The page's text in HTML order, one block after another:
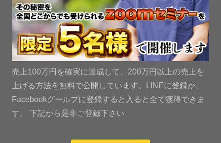
売上100万円を確実に達成して、200万円以上の売上を
上げる方法を無料で公開しています。LINEに登録か、
Facebookグールプに登録すると入ると全て獲得できま
す。 下記から是非ご登録下さい